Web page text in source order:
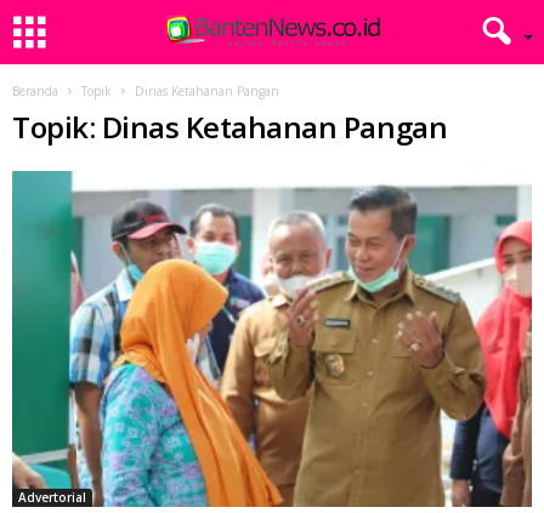
Beranda Topik Dinas Ketahanan Pangan
Topik: Dinas Ketahanan Pangan
Advertorial